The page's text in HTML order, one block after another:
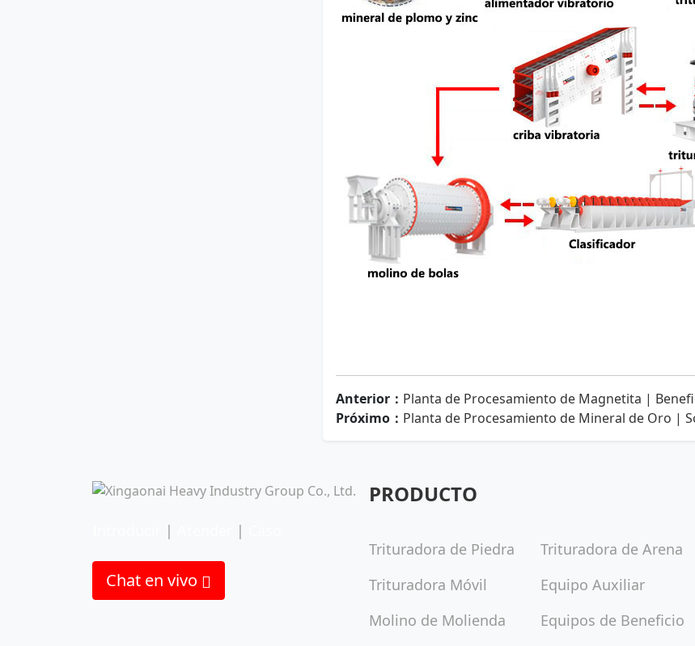
Anterior： Planta de Procesamiento de Magnetita |
Próximo： Planta de Procesamiento de Mineral de Oro |
| |
Chat en vivo
PRODUCTO
Trituradora de Piedra
Trituradora de Arena
Trituradora Móvil
Equipo Auxiliar
Molino de Molienda
Equipos de Beneficio